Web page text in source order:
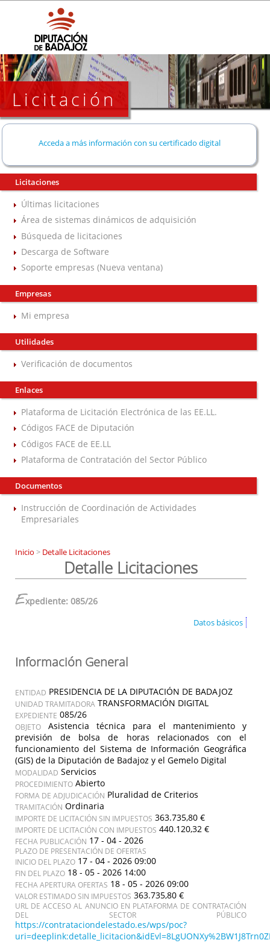
Licitación
Acceda a más información con su certificado digital
Licitaciones
Últimas licitaciones
Área de sistemas dinámicos de adquisición
Búsqueda de licitaciones
Descarga de Software
Soporte empresas (Nueva ventana)
Empresas
Mi empresa
Utilidades
Verificación de documentos
Enlaces
Plataforma de Licitación Electrónica de las EE.LL.
Códigos FACE de Diputación
Códigos FACE de EE.LL
Plataforma de Contratación del Sector Público
Documentos
Instrucción de Coordinación de Actividades
Empresariales
Inicio > Detalle Licitaciones
Detalle Licitaciones
Expediente: 085/26
Datos básicos
Información General
ENTIDAD PRESIDENCIA DE LA DIPUTACIÓN DE BADAJOZ
UNIDAD TRAMITADORA TRANSFORMACIÓN DIGITAL
EXPEDIENTE 085/26
OBJETO
Asistencia técnica para el mantenimiento y
previsión de bolsa de horas relacionados con el
funcionamiento del Sistema de Información Geográfica
(GIS) de la Diputación de Badajoz y el Gemelo Digital
MODALIDAD Servicios
PROCEDIMIENTO Abierto
FORMA DE ADJUDICACIÓN Pluralidad de Criterios
TRAMITACIÓN Ordinaria
IMPORTE DE LICITACIÓN SIN IMPUESTOS 363.735,80 €
IMPORTE DE LICITACIÓN CON IMPUESTOS 440.120,32 €
FECHA PUBLICACIÓN 17 - 04 - 2026
PLAZO DE PRESENTACIÓN DE OFERTAS
INICIO DEL PLAZO 17 - 04 - 2026 09:00
FIN DEL PLAZO 18 - 05 - 2026 14:00
FECHA APERTURA OFERTAS 18 - 05 - 2026 09:00
VALOR ESTIMADO SIN IMPUESTOS 363.735,80 €
URL DE ACCESO AL ANUNCIO EN PLATAFORMA DE CONTRATACIÓN
DEL SECTOR PÚBLICO
https://contrataciondelestado.es/wps/poc?